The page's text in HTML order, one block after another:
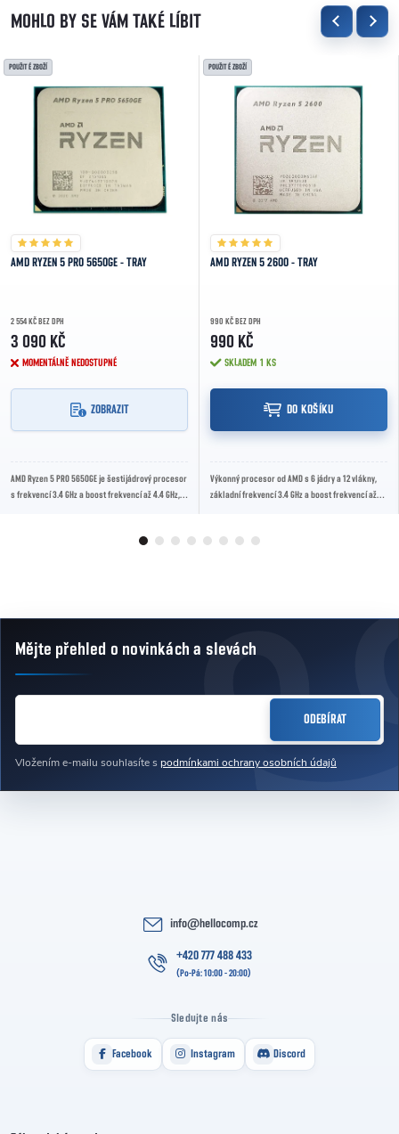
POUŽITÉ ZBOŽÍ
AMD RYZEN 5 PRO 5650GE - TRAY
2 554 KČ BEZ DPH
3 090 KČ
MOMENTÁLNĚ NEDOSTUPNÉ
ZOBRAZIT
AMD Ryzen 5 PRO 5650GE je šestijádrový procesor
s frekvencí 3.4 GHz a boost frekvencí až 4.4 GHz,
POUŽITÉ ZBOŽÍ
AMD RYZEN 5 2600 - TRAY
990 KČ BEZ DPH
990 KČ
SKLADEM 1 KS
DO KOŠÍKU
Výkonný procesor od AMD s 6 jádry a 12 vlákny,
základní frekvencí 3.4 GHz a boost frekvencí až
Zápatí
Mějte přehled o novinkácha slevách
Vložením e-mailu souhlasíte s podmínkami ochrany osobních údajů
ODEBÍRAT
info@hellocomp.cz
+420 777 488 433
Sledujte nás
Facebook Instagram Discord